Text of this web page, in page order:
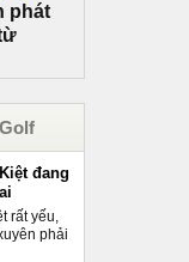
phát
đang
rất yếu,
phải